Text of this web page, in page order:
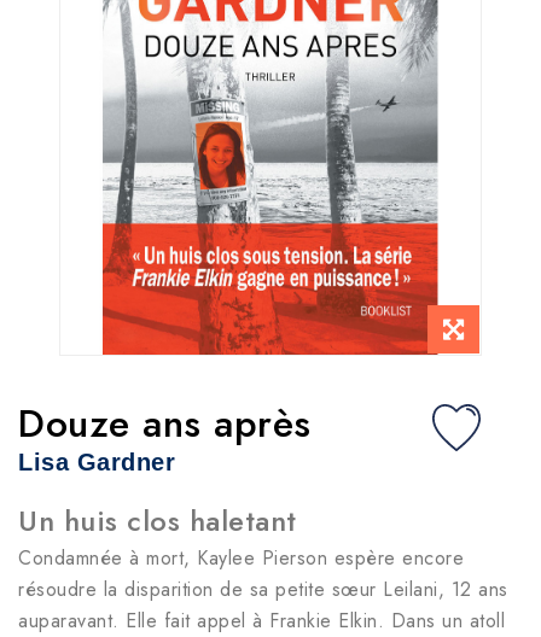
Douze ans après
Lisa Gardner
Un huis clos haletant
Condamnée à mort, Kaylee Pierson espère encore
résoudre la disparition de sa petite sœur Leilani, 12 ans
auparavant. Elle fait appel à Frankie Elkin. Dans un atoll